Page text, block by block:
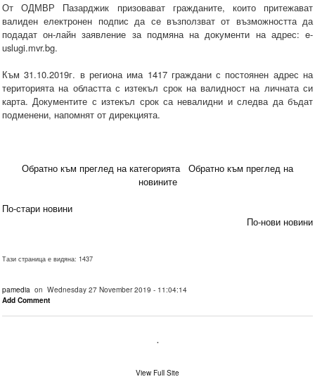
От ОДМВР Пазарджик призовават гражданите, които притежават
валиден електронен подпис да се възползват от възможността да
подадат он-лайн заявление за подмяна на документи на адрес: e-
uslugi.mvr.bg.
Към 31.10.2019г. в региона има 1417 граждани с постоянен адрес на
територията на областта с изтекъл срок на валидност на личната си
карта. Документите с изтекъл срок са невалидни и следва да бъдат
подменени, напомнят от дирекцията.
Обратно към преглед на категорията
Обратно към преглед на
новините
По-стари новини
По-нови новини
Тази страница е видяна: 1437
pamedia on Wednesday 27 November 2019 - 11:04:14
Add Comment
.
View Full Site